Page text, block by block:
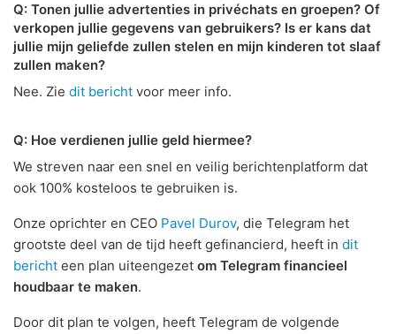
Q: Tonen jullie advertenties in privéchats en groepen? Of
verkopen jullie gegevens van gebruikers? Is er kans dat
jullie mijn geliefde zullen stelen en mijn kinderen tot slaaf
zullen maken?
Nee. Zie dit bericht voor meer info.
Q: Hoe verdienen jullie geld hiermee?
We streven naar een snel en veilig berichtenplatform dat
ook 100% kosteloos te gebruiken is.
Onze oprichter en CEO Pavel Durov, die Telegram het
grootste deel van de tijd heeft gefinancierd, heeft in dit
bericht een plan uiteengezet om Telegram financieel
houdbaar te maken.
Door dit plan te volgen, heeft Telegram de volgende